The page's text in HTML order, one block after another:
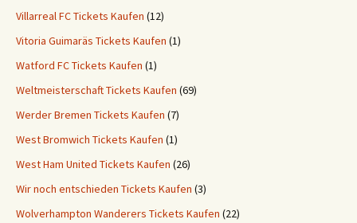
Villarreal FC Tickets Kaufen (12)
Vitoria Guimaräs Tickets Kaufen (1)
Watford FC Tickets Kaufen (1)
Weltmeisterschaft Tickets Kaufen (69)
Werder Bremen Tickets Kaufen (7)
West Bromwich Tickets Kaufen (1)
West Ham United Tickets Kaufen (26)
Wir noch entschieden Tickets Kaufen (3)
Wolverhampton Wanderers Tickets Kaufen (22)